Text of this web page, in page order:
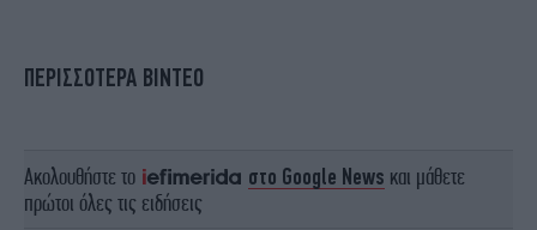
ΠΕΡΙΣΣΟΤΕΡΑ ΒΙΝΤΕΟ
Ακολουθήστε το στο Google News και μάθετε
πρώτοι όλες τις ειδήσεις